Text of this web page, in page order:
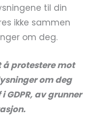
til din
ikke sammen
om deg.
å protestere mot
om deg
GDPR, av grunner